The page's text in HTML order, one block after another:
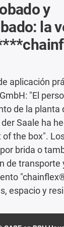
y
la
aplicación
"El
de la planta
Saale ha
of the box".
brida o
de transporte
espacio y